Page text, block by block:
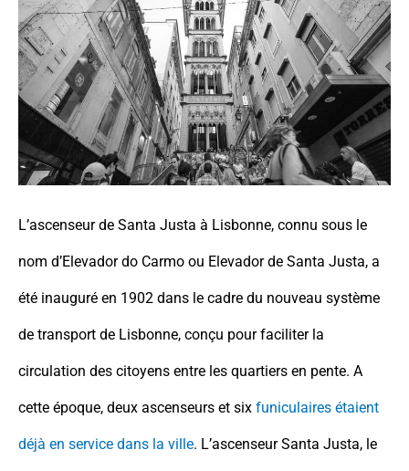
L’ascenseur de Santa Justa à Lisbonne, connu sous le
nom d’Elevador do Carmo ou Elevador de Santa Justa, a
été inauguré en 1902 dans le cadre du nouveau système
de transport de Lisbonne, conçu pour faciliter la
circulation des citoyens entre les quartiers en pente. A
cette époque, deux ascenseurs et six funiculaires étaient
déjà en service dans la ville. L’ascenseur Santa Justa, le